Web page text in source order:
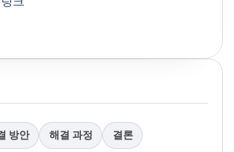
방안 해결 과정 결론